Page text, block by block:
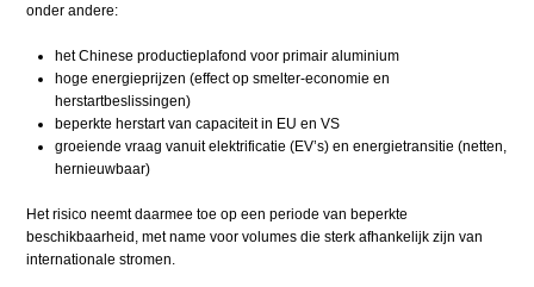
onder andere:
het Chinese productieplafond voor primair aluminium
hoge energieprijzen (effect op smelter-economie en
herstartbeslissingen)
beperkte herstart van capaciteit in EU en VS
groeiende vraag vanuit elektrificatie (EV’s) en energietransitie (netten,
hernieuwbaar)
Het risico neemt daarmee toe op een periode van beperkte
beschikbaarheid, met name voor volumes die sterk afhankelijk zijn van
internationale stromen.